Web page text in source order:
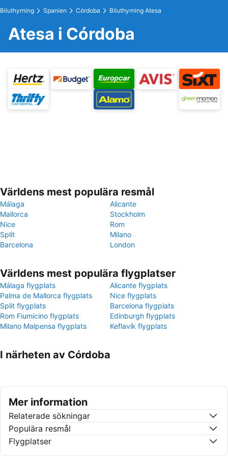
Biluthyrning Spanien Córdoba Biluthyrning Atesa
Atesa i Córdoba
Världens mest populära resmål
Málaga
Alicante
Mallorca
Stockholm
Nice
Rom
Split
Milano
Barcelona
London
Världens mest populära flygplatser
Málaga flygplats
Alicante flygplats
Palma de Mallorca flygplats
Nice flygplats
Split flygplats
Barcelona flygplats
Rom Fiumicino flygplats
Edinburgh flygplats
Milano Malpensa flygplats
Keflavík flygplats
I närheten av Córdoba
Mer information
Relaterade sökningar
Populära resmål
Flygplatser